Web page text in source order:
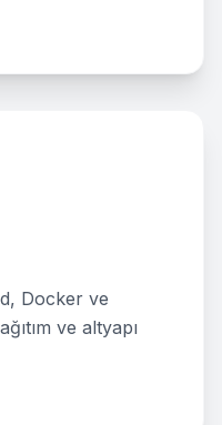
Docker ve
ve altyapı